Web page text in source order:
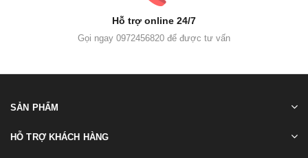
Hỗ trợ online 24/7
Gọi ngay 0972456820 để được tư vấn
SẢN PHẨM
HỖ TRỢ KHÁCH HÀNG